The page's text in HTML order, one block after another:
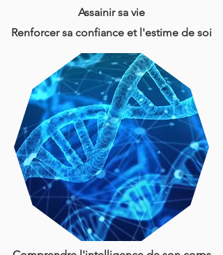
Assainir sa vie
Renforcer sa confiance et l'estime de soi